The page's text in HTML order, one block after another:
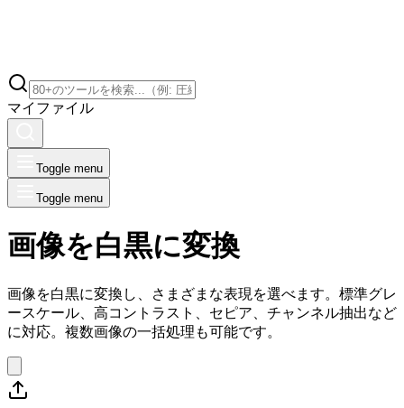
マイファイル
Toggle menu
Toggle menu
画像を白黒に変換
画像を白黒に変換し、さまざまな表現を選べます。標準グレ
ースケール、高コントラスト、セピア、チャンネル抽出など
に対応。複数画像の一括処理も可能です。